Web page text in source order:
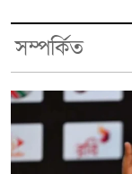
সম্পর্কিত